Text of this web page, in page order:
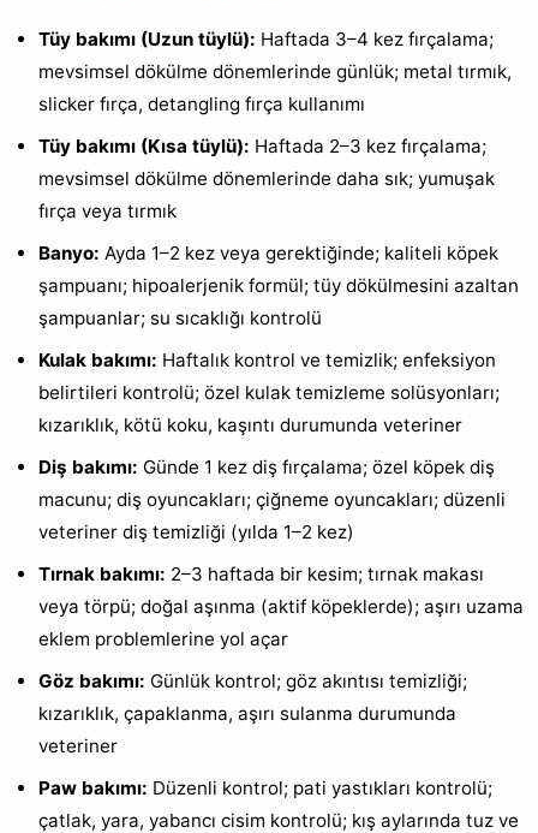
Tüy bakımı (Uzun tüylü): Haftada 3–4 kez fırçalama;
mevsimsel dökülme dönemlerinde günlük; metal tırmık,
slicker fırça, detangling fırça kullanımı
Tüy bakımı (Kısa tüylü): Haftada 2–3 kez fırçalama;
mevsimsel dökülme dönemlerinde daha sık; yumuşak
fırça veya tırmık
Banyo: Ayda 1–2 kez veya gerektiğinde; kaliteli köpek
şampuanı; hipoalerjenik formül; tüy dökülmesini azaltan
şampuanlar; su sıcaklığı kontrolü
Kulak bakımı: Haftalık kontrol ve temizlik; enfeksiyon
belirtileri kontrolü; özel kulak temizleme solüsyonları;
kızarıklık, kötü koku, kaşıntı durumunda veteriner
Diş bakımı: Günde 1 kez diş fırçalama; özel köpek diş
macunu; diş oyuncakları; çiğneme oyuncakları; düzenli
veteriner diş temizliği (yılda 1–2 kez)
Tırnak bakımı: 2–3 haftada bir kesim; tırnak makası
veya törpü; doğal aşınma (aktif köpeklerde); aşırı uzama
eklem problemlerine yol açar
Göz bakımı: Günlük kontrol; göz akıntısı temizliği;
kızarıklık, çapaklanma, aşırı sulanma durumunda
veteriner
Paw bakımı: Düzenli kontrol; pati yastıkları kontrolü;
çatlak, yara, yabancı cisim kontrolü; kış aylarında tuz ve